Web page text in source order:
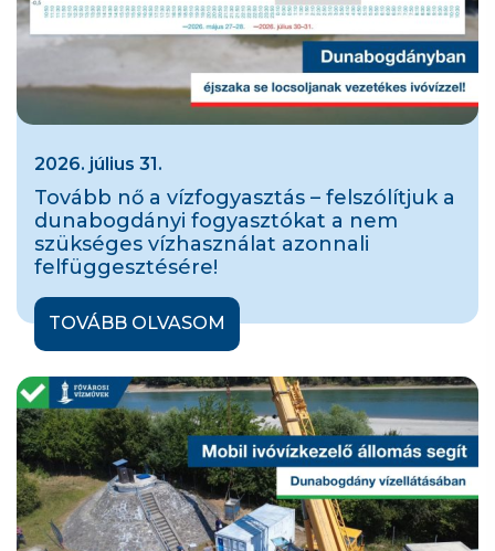
2026. július 31.
Tovább nő a vízfogyasztás – felszólítjuk a
dunabogdányi fogyasztókat a nem
szükséges vízhasználat azonnali
felfüggesztésére!
TOVÁBB OLVASOM